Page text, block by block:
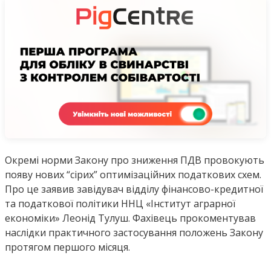
Окремі норми Закону про зниження ПДВ провокують
появу нових “сірих” оптимізаційних податкових схем.
Про це заявив завідувач відділу фінансово-кредитної
та податкової політики ННЦ «Інститут аграрної
економіки» Леонід Тулуш. Фахівець прокоментував
наслідки практичного застосування положень Закону
протягом першого місяця.